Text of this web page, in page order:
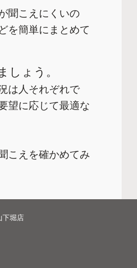
聞こえにくいの
を簡単にまとめて
ょう。
は人それぞれで
望に応じて最適な
こえを確かめてみ
下堀店